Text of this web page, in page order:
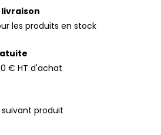
les produits en stock
€ HT d'achat
suivant produit